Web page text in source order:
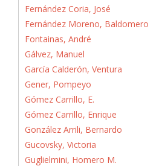
Fernández Coria, José
Fernández Moreno, Baldomero
Fontainas, André
Gálvez, Manuel
García Calderón, Ventura
Gener, Pompeyo
Gómez Carrillo, E.
Gómez Carrillo, Enrique
González Arrili, Bernardo
Gucovsky, Victoria
Guglielmini, Homero M.